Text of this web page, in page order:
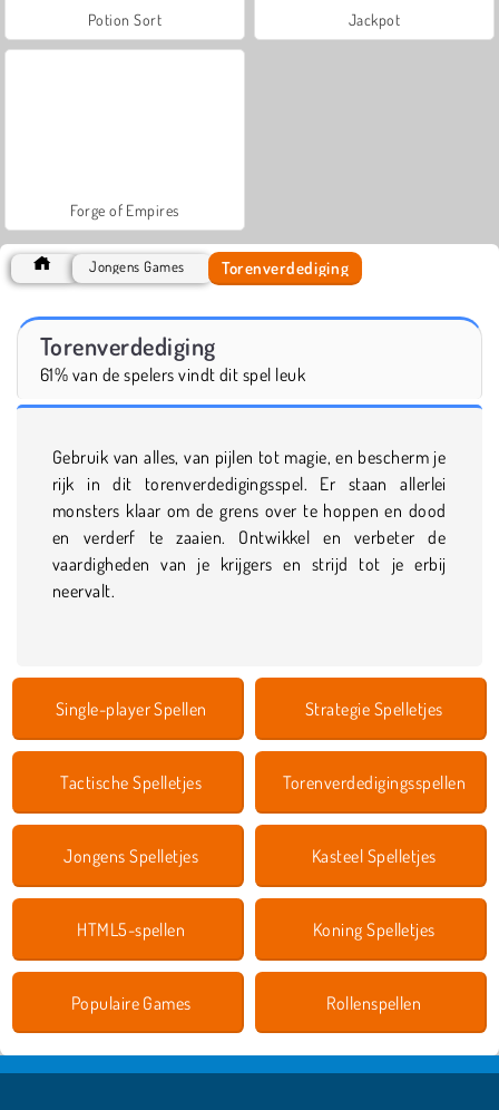
Potion Sort Jackpot
Forge of Empires
Jongens Games Torenverdediging
Torenverdediging
61% van de spelers vindt dit spel leuk
Gebruik van alles, van pijlen tot magie, en bescherm je
rijk in dit torenverdedigingsspel. Er staan allerlei
monsters klaar om de grens over te hoppen en dood
en verderf te zaaien. Ontwikkel en verbeter de
vaardigheden van je krijgers en strijd tot je erbij
neervalt.
Single-player Spellen Strategie Spelletjes
Tactische Spelletjes Torenverdedigingsspellen
Jongens Spelletjes Kasteel Spelletjes
HTML5-spellen Koning Spelletjes
Populaire Games Rollenspellen